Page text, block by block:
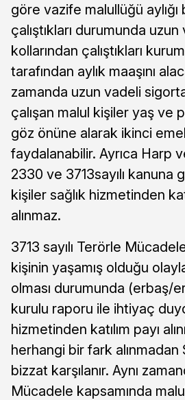
göre vazife malullüğü
çalıştıkları durumunda
kollarından çalıştıkları
tarafından aylık maaşını
zamanda uzun vadeli
çalışan malul kişiler yaş ve
göz önüne alarak ikinci
faydalanabilir. Ayrıca Harp
2330 ve 3713sayılı kanuna
kişiler sağlık hizmetinden
alınmaz.
3713 sayılı Terörle
kişinin yaşamış olduğu
olması durumunda (erbaş/
kurulu raporu ile ihtiyaç
hizmetinden katılım payı
herhangi bir fark alınmadan
bizzat karşılanır. Aynı
Mücadele kapsamında